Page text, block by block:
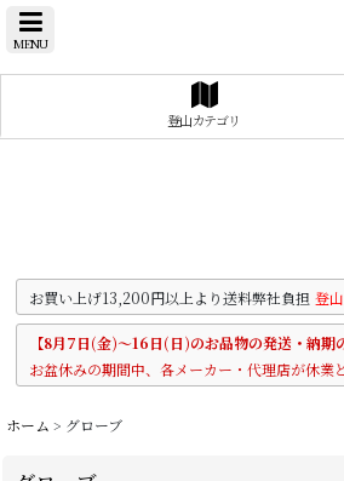
MENU
登山カテゴリ
お買い上げ13,200円以上より送料弊社負担 登
【8月7日(金)～16日(日)のお品物の発送・納期
お盆休みの期間中、各メーカー・代理店が休業
ホーム > グローブ